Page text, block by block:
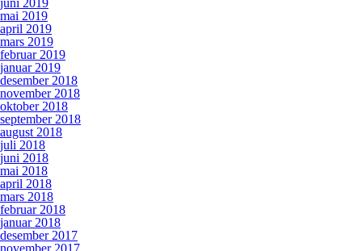
juni 2019
mai 2019
april 2019
mars 2019
februar 2019
januar 2019
desember 2018
november 2018
oktober 2018
september 2018
august 2018
juli 2018
juni 2018
mai 2018
april 2018
mars 2018
februar 2018
januar 2018
desember 2017
november 2017